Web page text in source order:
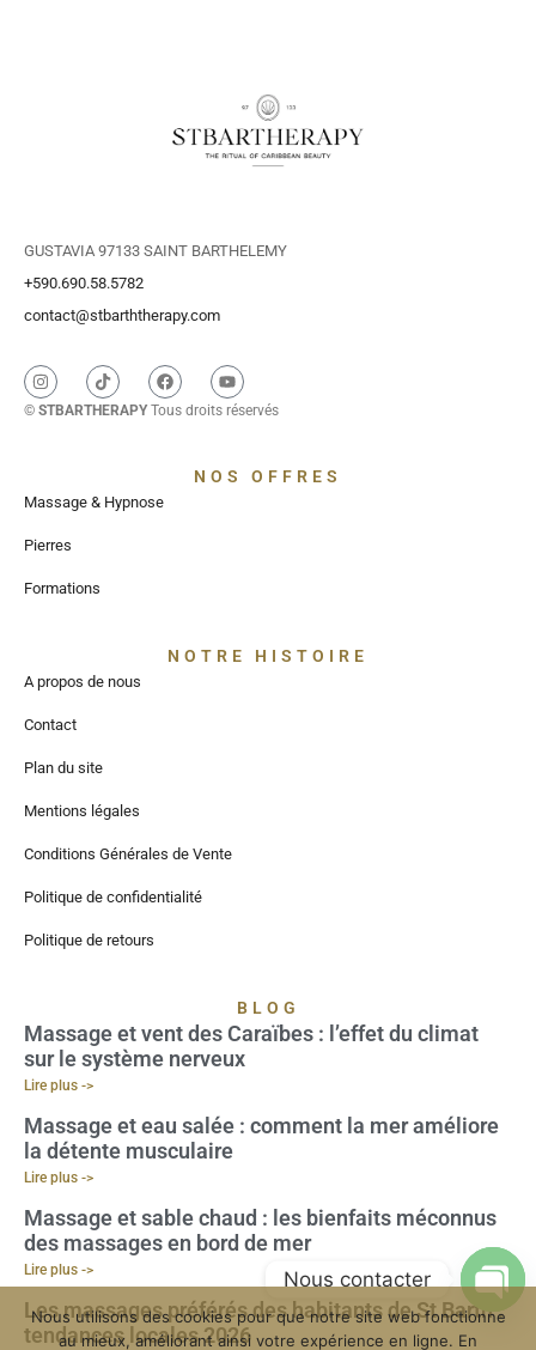
GUSTAVIA 97133 SAINT BARTHELEMY
+590.690.58.5782
contact@stbarththerapy.com
© STBARTHERAPY Tous droits réservés
NOS OFFRES
Massage & Hypnose
Pierres
Formations
NOTRE HISTOIRE
A propos de nous
Contact
Plan du site
Mentions légales
Conditions Générales de Vente
Politique de confidentialité
Politique de retours
BLOG
Massage et vent des Caraïbes : l’effet du climat
sur le système nerveux
Lire plus ->
Massage et eau salée : comment la mer améliore
la détente musculaire
Lire plus ->
Massage et sable chaud : les bienfaits méconnus
des massages en bord de mer
Lire plus ->
Les massages préférés des habitants de St Barth :
tendances locales 2026
Nous utilisons des cookies pour que notre site web fonctionne
au mieux, améliorant ainsi votre expérience en ligne. En
Nous contacter